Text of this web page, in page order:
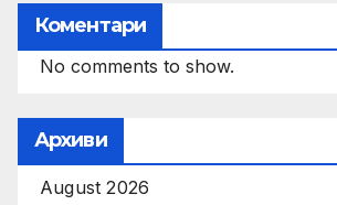
Коментари
No comments to show.
Архиви
August 2026